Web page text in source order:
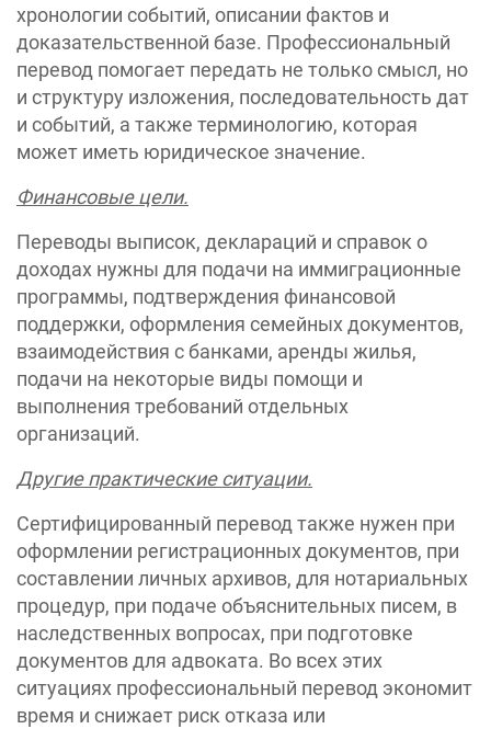
хронологии событий, описании фактов и
доказательственной базе. Профессиональный
перевод помогает передать не только смысл, но
и структуру изложения, последовательность дат
и событий, а также терминологию, которая
может иметь юридическое значение.
Финансовые цели.
Переводы выписок, деклараций и справок о
доходах нужны для подачи на иммиграционные
программы, подтверждения финансовой
поддержки, оформления семейных документов,
взаимодействия с банками, аренды жилья,
подачи на некоторые виды помощи и
выполнения требований отдельных
организаций.
Другие практические ситуации.
Сертифицированный перевод также нужен при
оформлении регистрационных документов, при
составлении личных архивов, для нотариальных
процедур, при подаче объяснительных писем, в
наследственных вопросах, при подготовке
документов для адвоката. Во всех этих
ситуациях профессиональный перевод экономит
время и снижает риск отказа или